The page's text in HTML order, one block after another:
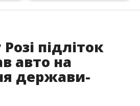
підліток
авто на
держави-